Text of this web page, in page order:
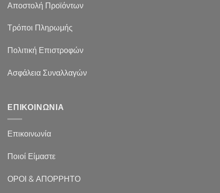
Αποστολή Προϊόντων
Τρόποι Πληρωμής
Πολιτική Επιστροφών
Ασφάλεια Συναλλαγών
ΕΠΙΚΟΙΝΩΝΙΑ
Επικοινωνία
Ποιοί Είμαστε
ΟΡΟΙ & ΑΠΟΡΡΗΤΟ